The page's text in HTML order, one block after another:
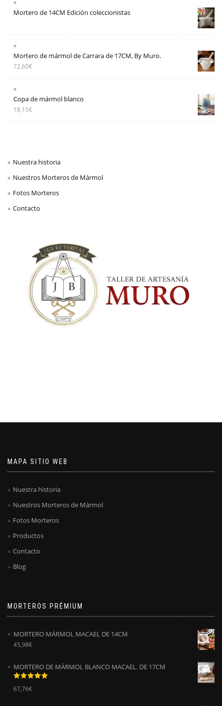
Mortero de 14CM Edición coleccionistas
Mortero de mármol de Carrara de 17CM, By Muro.
72,60€
Copa de mármol blanco
18,15€
Nuestra historia
Nuestros Morteros de Mármol
Fotos Morteros
Contacto
MAPA SITIO WEB
Nuestra historia
Nuestros Morteros de Mármol
Fotos Morteros
Productos
Contacto
Blog
MORTEROS PRÉMIUM
MORTERO MÁRMOL MACAEL DE 14CM
45,98€
MORTERO DE MÁRMOL BLANCO MACAEL. DE 17CM
Valorado
con5.00
67,76€